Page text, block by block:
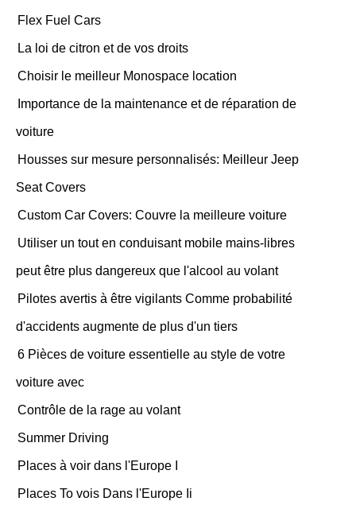
Flex Fuel Cars
La loi de citron et de vos droits
Choisir le meilleur Monospace location
Importance de la maintenance et de réparation de
voiture
Housses sur mesure personnalisés: Meilleur Jeep
Seat Covers
Custom Car Covers: Couvre la meilleure voiture
Utiliser un tout en conduisant mobile mains-libres
peut être plus dangereux que l'alcool au volant
Pilotes avertis à être vigilants Comme probabilité
d'accidents augmente de plus d'un tiers
6 Pièces de voiture essentielle au style de votre
voiture avec
Contrôle de la rage au volant
Summer Driving
Places à voir dans l'Europe I
Places To vois Dans l'Europe Ii